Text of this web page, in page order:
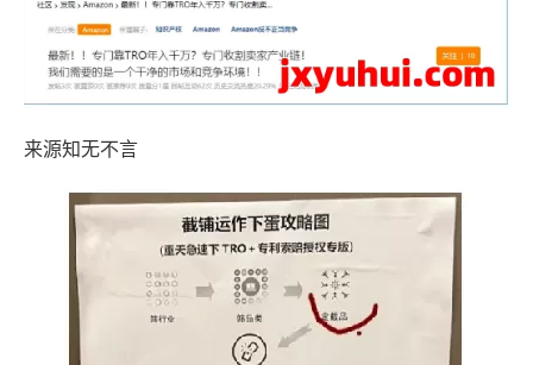
来源知无不言